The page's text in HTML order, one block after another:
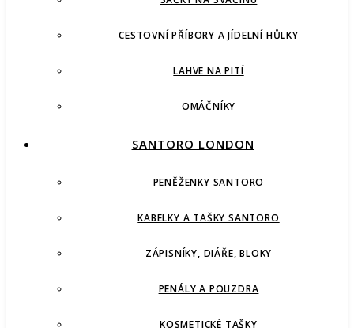
CESTOVNÍ PŘÍBORY A JÍDELNÍ HŮLKY
LAHVE NA PITÍ
OMÁČNÍKY
SANTORO LONDON
PENĚŽENKY SANTORO
KABELKY A TAŠKY SANTORO
ZÁPISNÍKY, DIÁŘE, BLOKY
PENÁLY A POUZDRA
KOSMETICKÉ TAŠKY